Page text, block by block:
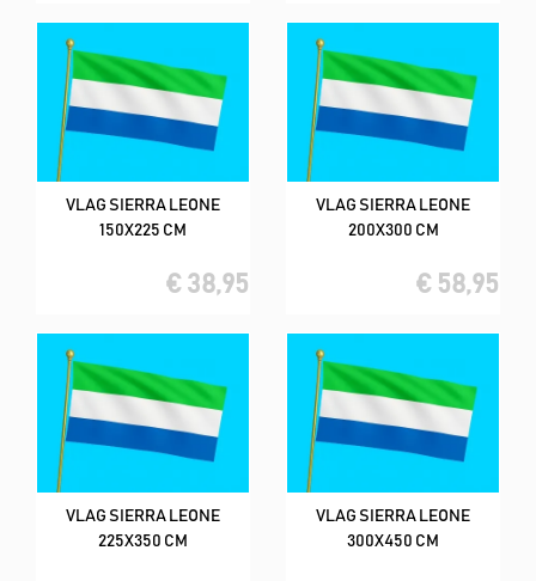
VLAG SIERRA LEONE
150X225 CM
€ 38,95
VLAG SIERRA LEONE
200X300 CM
€ 58,95
VLAG SIERRA LEONE
225X350 CM
VLAG SIERRA LEONE
300X450 CM